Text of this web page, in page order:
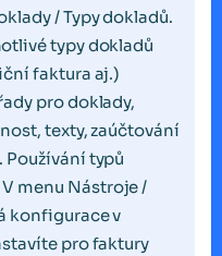
/ Typy dokladů.
typy dokladů
faktura aj.)
pro doklady,
texty, zaúčtování
typů
menu Nástroje /
konfigurace v
pro faktury